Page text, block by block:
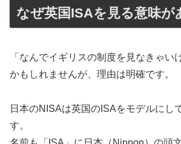
なぜ英国ISAを見る意味が
「なんでイギリスの制度を見なきゃい
かもしれませんが、理由は明確です。
日本のNISAは英国のISAをモデルにし
す。